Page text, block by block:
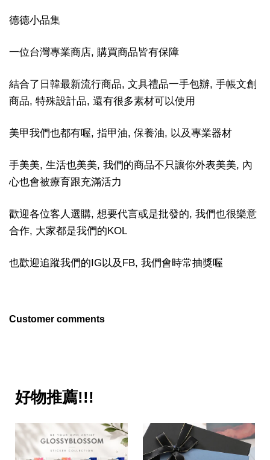
德德小品集
一位台灣專業商店, 購買商品皆有保障
結合了日韓最新流行商品, 文具禮品一手包辦, 手帳文創
商品, 特殊設計品, 還有很多素材可以使用
美甲我們也都有喔, 指甲油, 保養油, 以及專業器材
手美美, 生活也美美, 我們的商品不只讓你外表美美, 內
心也會被療育跟充滿活力
歡迎各位客人選購, 想要代言或是批發的, 我們也很樂意
合作, 大家都是我們的KOL
也歡迎追蹤我們的IG以及FB, 我們會時常抽獎喔
Customer comments
好物推薦!!!